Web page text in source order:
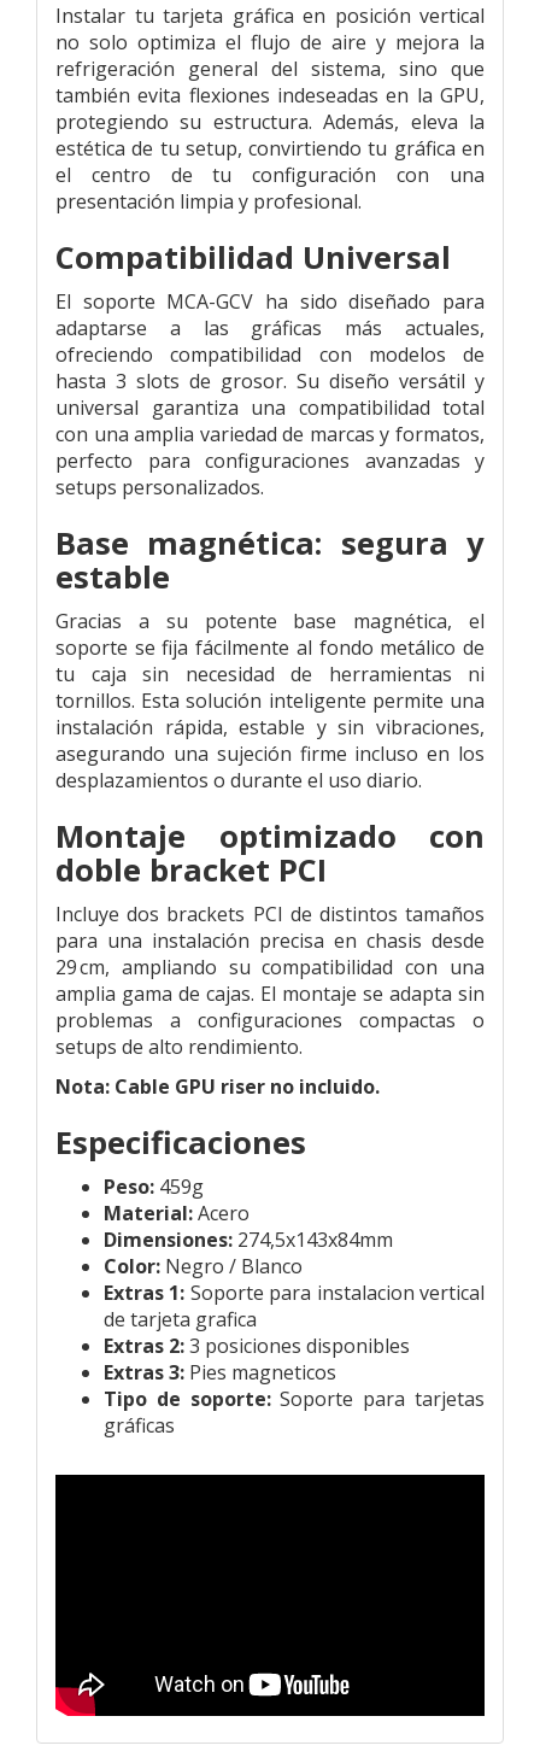
Instalar tu tarjeta gráfica en posición vertical
no solo optimiza el flujo de aire y mejora la
refrigeración general del sistema, sino que
también evita flexiones indeseadas en la GPU,
protegiendo su estructura. Además, eleva la
estética de tu setup, convirtiendo tu gráfica en
el centro de tu configuración con una
presentación limpia y profesional.
Compatibilidad Universal
El soporte MCA-GCV ha sido diseñado para
adaptarse a las gráficas más actuales,
ofreciendo compatibilidad con modelos de
hasta 3 slots de grosor. Su diseño versátil y
universal garantiza una compatibilidad total
con una amplia variedad de marcas y formatos,
perfecto para configuraciones avanzadas y
setups personalizados.
Base magnética: segura y
estable
Gracias a su potente base magnética, el
soporte se fija fácilmente al fondo metálico de
tu caja sin necesidad de herramientas ni
tornillos. Esta solución inteligente permite una
instalación rápida, estable y sin vibraciones,
asegurando una sujeción firme incluso en los
desplazamientos o durante el uso diario.
Montaje optimizado con
doble bracket PCI
Incluye dos brackets PCI de distintos tamaños
para una instalación precisa en chasis desde
29 cm, ampliando su compatibilidad con una
amplia gama de cajas. El montaje se adapta sin
problemas a configuraciones compactas o
setups de alto rendimiento.
Nota: Cable GPU riser no incluido.
Especificaciones
Peso: 459g
Material:Acero
Dimensiones: 274,5x143x84mm
Color: Negro / Blanco
Extras 1: Soporte para instalacion vertical
de tarjeta grafica
Extras 2:3 posiciones disponibles
Extras 3: Pies magneticos
Tipo de soporte:Soporte para tarjetas
gráficas